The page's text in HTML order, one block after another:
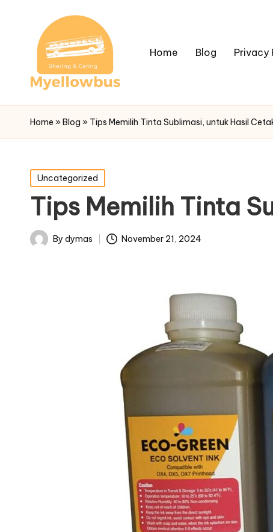
Home Blog Privacy
Home »Blog » Tips Memilih Tinta Sublimasi, untuk Hasil
Posted
in
Uncategorized
Tips Memilih Tinta
PostedBy dymas November 21, 2024